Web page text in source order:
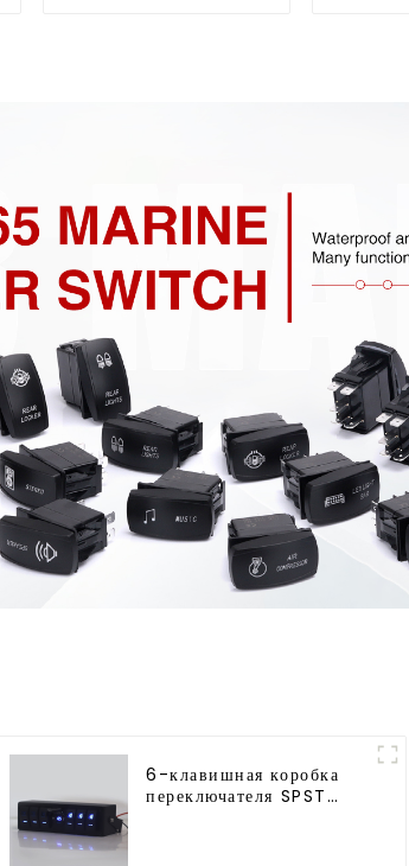
6-клавишная коробка
переключателя SPST